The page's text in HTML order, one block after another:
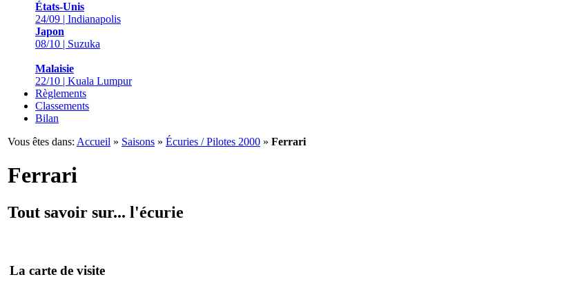
États-Unis
24/09 | Indianapolis
Japon
08/10 | Suzuka
Malaisie
22/10 | Kuala Lumpur
Règlements
Classements
Bilan
Vous êtes dans: Accueil » Saisons » Écuries / Pilotes 2000 » Ferrari
Ferrari
Tout savoir sur... l'écurie
La carte de visite